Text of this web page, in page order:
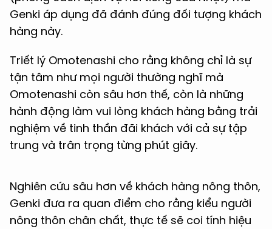
Genki áp dụng đã đánh đúng đối tượng khách
hàng này.
Triết lý Omotenashi cho rằng không chỉ là sự
tận tâm như mọi người thường nghĩ mà
Omotenashi còn sâu hơn thế, còn là những
hành động làm vui lòng khách hàng bằng trải
nghiệm về tinh thần đãi khách với cả sự tập
trung và trân trọng từng phút giây.
Nghiên cứu sâu hơn về khách hàng nông thôn,
Genki đưa ra quan điểm cho rằng kiểu người
nông thôn chân chất, thực tế sẽ coi tính hiệu